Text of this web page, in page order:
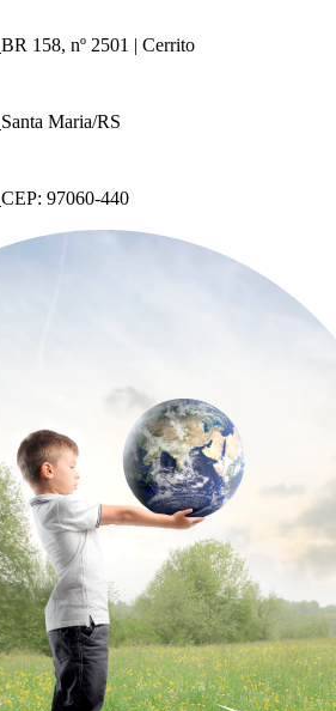
BR 158, nº 2501 | Cerrito
Santa Maria/RS
CEP: 97060-440